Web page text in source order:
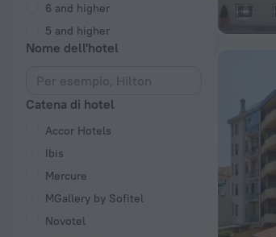
6 and higher
5 and higher
Nome dell'hotel
Catena di hotel
Accor Hotels
Ibis
Mercure
MGallery by Sofitel
Novotel